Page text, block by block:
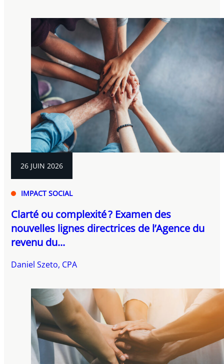
26 JUIN 2026
IMPACT SOCIAL
Clarté ou complexité ? Examen des
nouvelles lignes directrices de l’Agence du
revenu du...
Daniel Szeto, CPA